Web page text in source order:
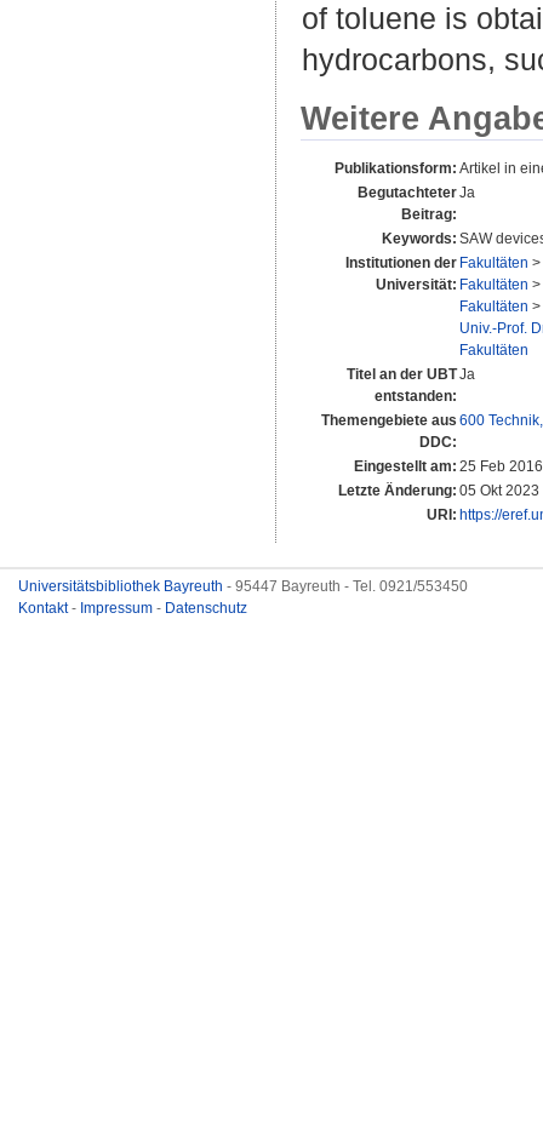
of toluene is
hydrocarbons,
Weitere
Publikationsform: Artikel in
Begutachteter
Beitrag:
Ja
Keywords: SAW
Institutionen der
Universität:
Fakultäten >
Fakultäten >
Fakultäten >
Univ.-Prof.
Fakultäten
Titel an der UBT
entstanden:
Ja
Themengebiete aus
DDC:
600
Eingestellt am: 25 Feb
Letzte Änderung: 05 Okt 2023
URI: https://
Universitätsbibliothek Bayreuth - 95447 Bayreuth - Tel. 0921/553450
Kontakt- Impressum - Datenschutz